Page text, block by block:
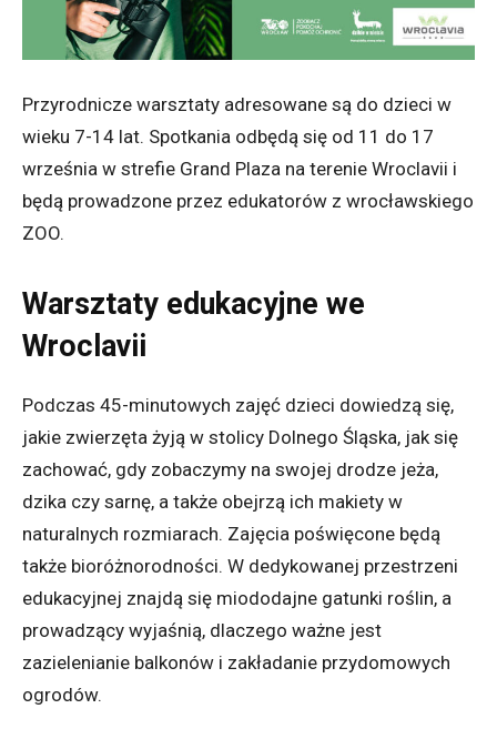
Przyrodnicze warsztaty adresowane są do dzieci w
wieku 7-14 lat. Spotkania odbędą się od 11 do 17
września w strefie Grand Plaza na terenie Wroclavii i
będą prowadzone przez edukatorów z wrocławskiego
ZOO.
Warsztaty edukacyjne we
Wroclavii
Podczas 45-minutowych zajęć dzieci dowiedzą się,
jakie zwierzęta żyją w stolicy Dolnego Śląska, jak się
zachować, gdy zobaczymy na swojej drodze jeża,
dzika czy sarnę, a także obejrzą ich makiety w
naturalnych rozmiarach. Zajęcia poświęcone będą
także bioróżnorodności. W dedykowanej przestrzeni
edukacyjnej znajdą się miododajne gatunki roślin, a
prowadzący wyjaśnią, dlaczego ważne jest
zazielenianie balkonów i zakładanie przydomowych
ogrodów.